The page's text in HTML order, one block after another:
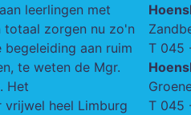
leerlingen met
totaal zorgen nu zo'n
aan ruim
te weten de Mgr.
Het
heel Limburg
T 045
T 045